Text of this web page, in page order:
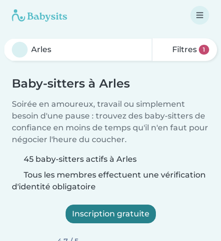
Filtres 1
Baby-sitters à Arles
Soirée en amoureux, travail ou simplement
besoin d'une pause : trouvez des baby-sitters de
confiance en moins de temps qu'il n'en faut pour
négocier l'heure du coucher.
45 baby-sitters actifs à Arles
Tous les membres effectuent une vérification
d'identité obligatoire
Inscription gratuite